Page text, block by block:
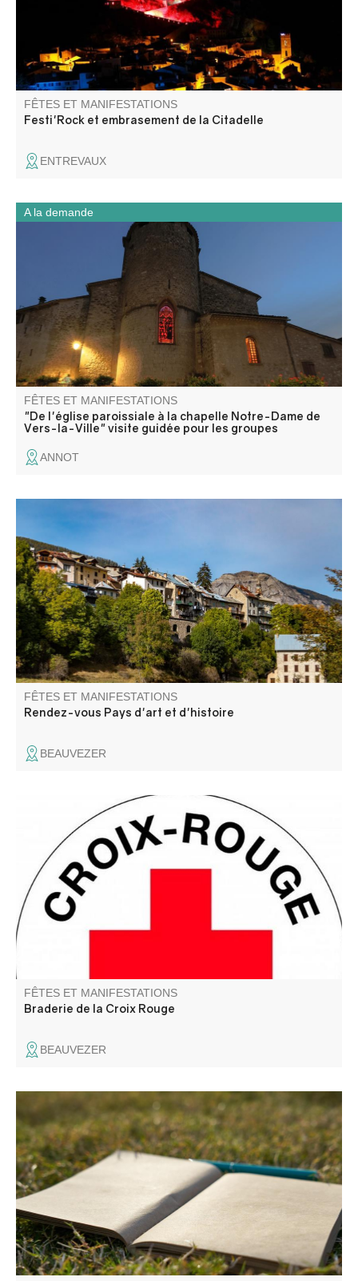
FÊTES ET MANIFESTATIONS
Festi'Rock et embrasement de la Citadelle
ENTREVAUX
Découvrez l’église Saint-Jean-Baptiste et la chapelle
Notre-Dame de Vers-la-Ville lors d’une balade entre
patrimoine religieux, histoire locale et traditions du village.
FÊTES ET MANIFESTATIONS
"De l'église paroissiale à la chapelle Notre-Dame de
Vers-la-Ville" visite guidée pour les groupes
A la demande
ANNOT
Une balade contée où récits et paroles d’un agent de
l’ONF se croisent pour évoquer le paysage et le
reboisement.
FÊTES ET MANIFESTATIONS
Rendez-vous Pays d'art et d'histoire
BEAUVEZER
Venez chiner dans un joli village tout en faisant une bonne
action !
FÊTES ET MANIFESTATIONS
Braderie de la Croix Rouge
BEAUVEZER
Entre ciel, pierres et chemins, venez cueillir les mots là où
le paysage les murmure. La CCAPV vous invite à un
atelier mêlant balade et temps d’écriture, pour explorer le
territoire autrement et laisser émerger votre expression.